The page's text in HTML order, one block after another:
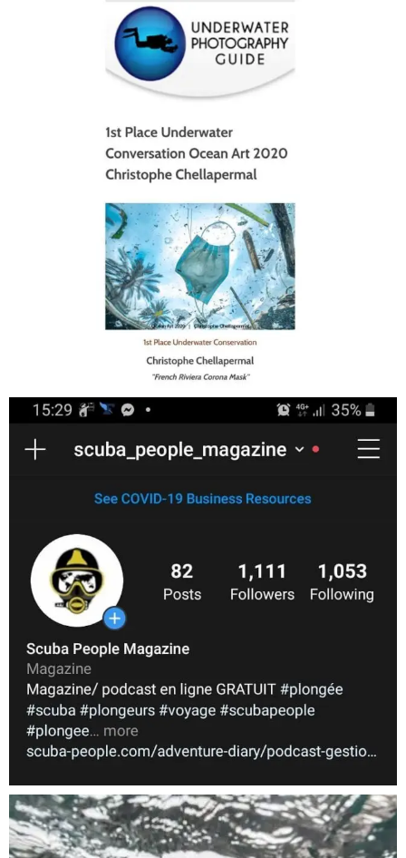
scuba_people_magazine
scuba_people_magazine
Nov 5
scuba_people_magazine